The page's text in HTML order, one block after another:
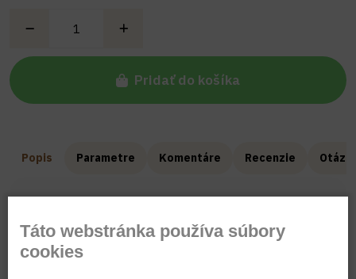
Pridať do košíka
Popis Parametre Komentáre Recenzie
kúsok, ktorý môže slúžiť ako ľahká prikrývka,
osuška alebo mojkáčik.
Táto webstránka používa súbory
cookies